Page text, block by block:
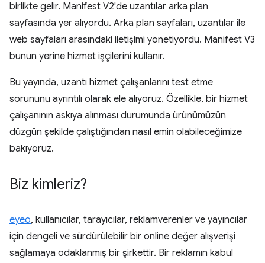
birlikte gelir. Manifest V2'de uzantılar arka plan
sayfasında yer alıyordu. Arka plan sayfaları, uzantılar ile
web sayfaları arasındaki iletişimi yönetiyordu. Manifest V3
bunun yerine hizmet işçilerini kullanır.
Bu yayında, uzantı hizmet çalışanlarını test etme
sorununu ayrıntılı olarak ele alıyoruz. Özellikle, bir hizmet
çalışanının askıya alınması durumunda ürünümüzün
düzgün şekilde çalıştığından nasıl emin olabileceğimize
bakıyoruz.
Biz kimleriz?
eyeo, kullanıcılar, tarayıcılar, reklamverenler ve yayıncılar
için dengeli ve sürdürülebilir bir online değer alışverişi
sağlamaya odaklanmış bir şirkettir. Bir reklamın kabul